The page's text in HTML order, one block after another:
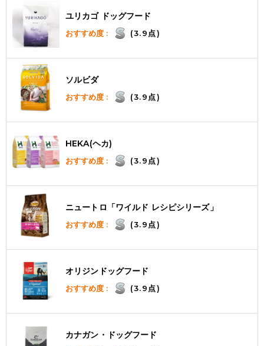
ユリカゴ ドッグフード
おすすめ度 : (3.9点)
ソルビダ
おすすめ度 : (3.9点)
HEKA(ヘカ)
おすすめ度 : (3.9点)
ニュートロ「ワイルド レシピシリーズ」
おすすめ度 : (3.9点)
オリジンドッグフード
おすすめ度 : (3.9点)
カナガン・ドッグフード